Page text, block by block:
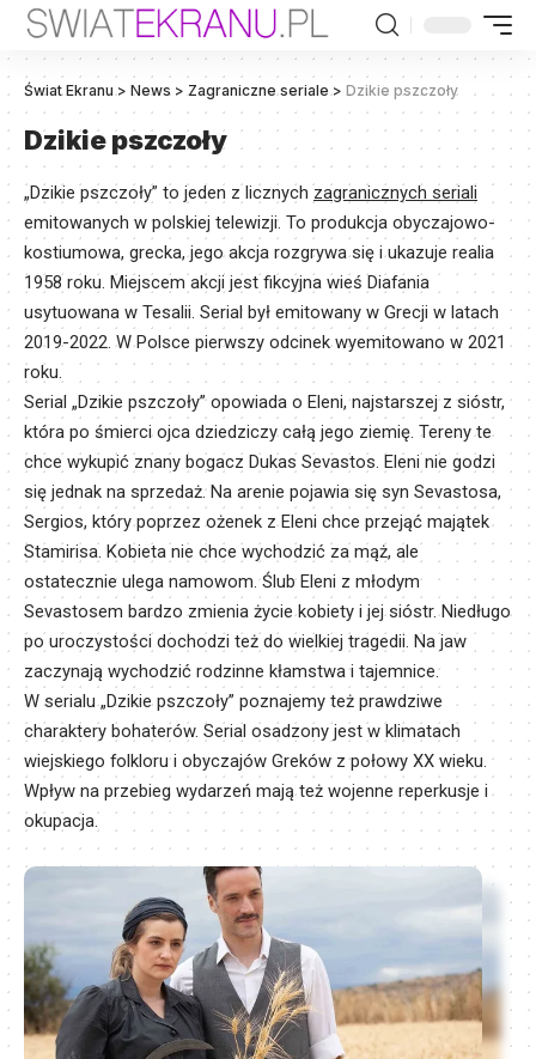
Świat Ekranu> News >Zagraniczne seriale> Dzikie pszczoły
Dzikie pszczoły
„Dzikie pszczoły” to jeden z licznychzagranicznych seriali
emitowanych w polskiej telewizji. To produkcja obyczajowo-
kostiumowa, grecka, jego akcja rozgrywa się i ukazuje realia
1958 roku. Miejscem akcji jest fikcyjna wieś Diafania
usytuowana w Tesalii. Serial był emitowany w Grecji w latach
2019-2022. W Polsce pierwszy odcinek wyemitowano w 2021
roku.
Serial „Dzikie pszczoły” opowiada o Eleni, najstarszej z sióstr,
która po śmierci ojca dziedziczy całą jego ziemię. Tereny te
chce wykupić znany bogacz Dukas Sevastos. Eleni nie godzi
się jednak na sprzedaż. Na arenie pojawia się syn Sevastosa,
Sergios, który poprzez ożenek z Eleni chce przejąć majątek
Stamirisa. Kobieta nie chce wychodzić za mąż, ale
ostatecznie ulega namowom. Ślub Eleni z młodym
Sevastosem bardzo zmienia życie kobiety i jej sióstr. Niedługo
po uroczystości dochodzi też do wielkiej tragedii. Na jaw
zaczynają wychodzić rodzinne kłamstwa i tajemnice.
W serialu „Dzikie pszczoły” poznajemy też prawdziwe
charaktery bohaterów. Serial osadzony jest w klimatach
wiejskiego folkloru i obyczajów Greków z połowy XX wieku.
Wpływ na przebieg wydarzeń mają też wojenne reperkusje i
okupacja.